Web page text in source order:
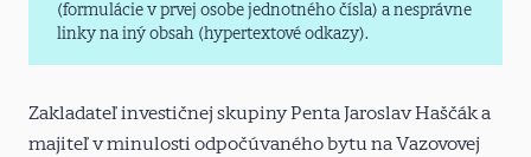
(formulácie v prvej osobe jednotného čísla) a nesprávne
linky na iný obsah (hypertextové odkazy).
Zakladateľ investičnej skupiny Penta Jaroslav Haščák a
majiteľ v minulosti odpočúvaného bytu na Vazovovej